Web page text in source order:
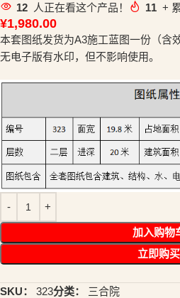
12 人正在看这个产品！ 11 +
¥1,980.00
本套图纸发货为A3施工蓝图一份（含
无电子版有水印，但不影响使用。
加入购物
立即购买
SKU： 323分类： 三合院